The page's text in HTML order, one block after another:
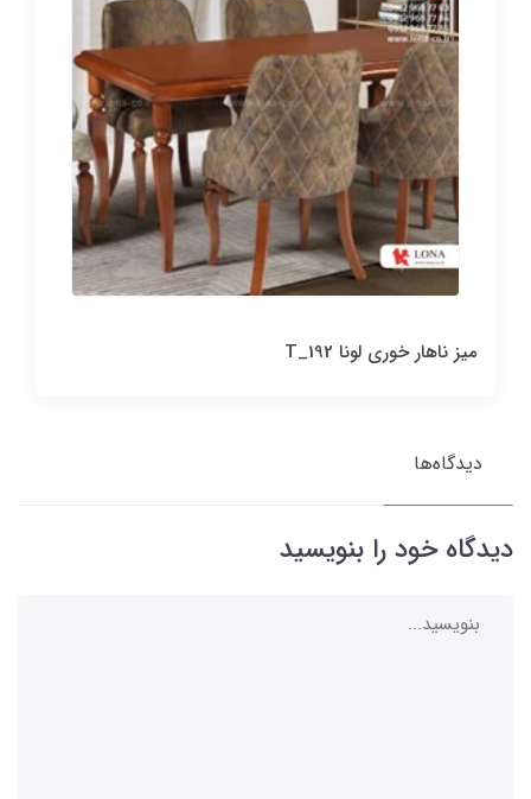
میز ناهار خوری لونا T_192
دیدگاه‌ها
دیدگاه خود را بنویسید